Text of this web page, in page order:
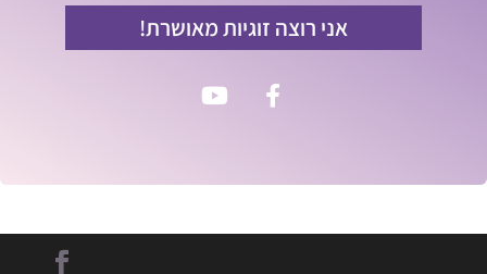
אני רוצה זוגיות מאושרת!